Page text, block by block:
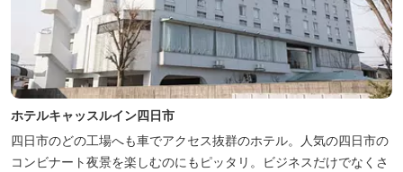
ホテルキャッスルイン四日市
四日市のどの工場へも車でアクセス抜群のホテル。人気の四日市の
コンビナート夜景を楽しむのにもピッタリ。ビジネスだけでなくさ